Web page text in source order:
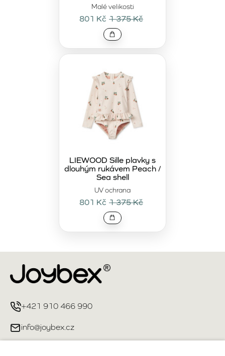
Malé velikosti
801 Kč 1 375 Kč
UV ochrana
LIEWOOD Sille plavky s
dlouhým rukávem Peach /
Sea shell
801 Kč 1 375 Kč
+421 910 466 990
info@joybex.cz